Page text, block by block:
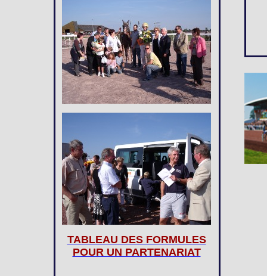
TABLEAU DES FORMULES
POUR UN PARTENARIAT